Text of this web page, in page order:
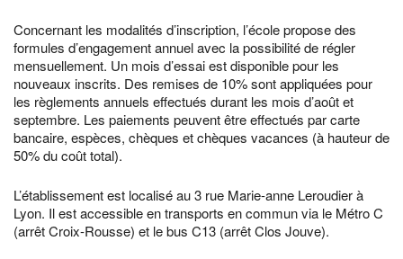
Concernant les modalités d’inscription, l’école propose des
formules d’engagement annuel avec la possibilité de régler
mensuellement. Un mois d’essai est disponible pour les
nouveaux inscrits. Des remises de 10% sont appliquées pour
les règlements annuels effectués durant les mois d’août et
septembre. Les paiements peuvent être effectués par carte
bancaire, espèces, chèques et chèques vacances (à hauteur de
50% du coût total).
L’établissement est localisé au 3 rue Marie-anne Leroudier à
Lyon. Il est accessible en transports en commun via le Métro C
(arrêt Croix-Rousse) et le bus C13 (arrêt Clos Jouve).